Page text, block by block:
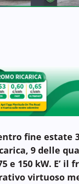
fine estate
9 delle
e 150 kW. E’ il
virtuoso